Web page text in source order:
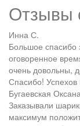
Отзывы
Инна С.
Большое спасибо
оговоренное
очень довольны,
Спасибо!
Бугаевская
Заказывали
максимум